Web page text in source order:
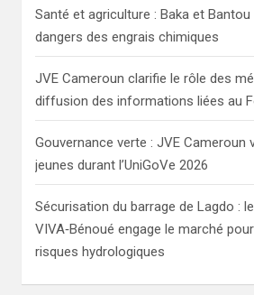
Santé et agriculture : Baka et
dangers des engrais chimiques
JVE Cameroun clarifie le rôle des
diffusion des informations liées au
Gouvernance verte : JVE Cameroun
jeunes durant l’UniGoVe 2026
Sécurisation du barrage de Lagdo :
VIVA‑Bénoué engage le marché
risques hydrologiques